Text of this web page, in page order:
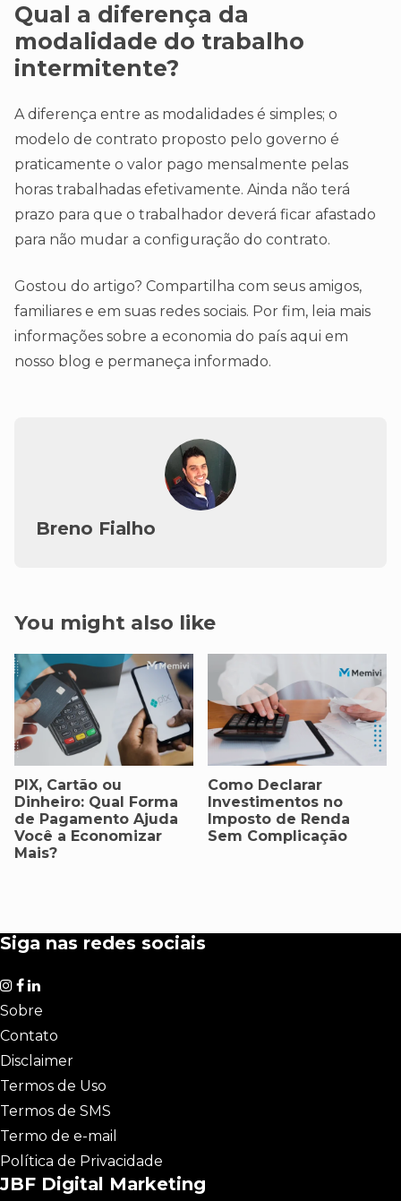
Qual a diferença da
modalidade do trabalho
intermitente?
A diferença entre as modalidades é simples; o
modelo de contrato proposto pelo governo é
praticamente o valor pago mensalmente pelas
horas trabalhadas efetivamente. Ainda não terá
prazo para que o trabalhador deverá ficar afastado
para não mudar a configuração do contrato.
Gostou do artigo? Compartilha com seus amigos,
familiares e em suas redes sociais. Por fim, leia mais
informações sobre a economia do país aqui em
nosso blog e permaneça informado.
Breno Fialho
You might also like
PIX, Cartão ou
Dinheiro: Qual Forma
de Pagamento Ajuda
Você a Economizar
Mais?
Como Declarar
Investimentos no
Imposto de Renda
Sem Complicação
Siga nas redes sociais
Sobre
Contato
Disclaimer
Termos de Uso
Termos de SMS
Termo de e-mail
Política de Privacidade
JBF Digital Marketing